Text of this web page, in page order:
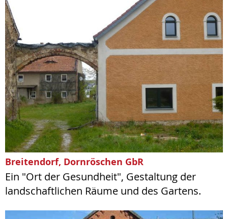
Breitendorf, Dornröschen GbR
Ein "Ort der Gesundheit", Gestaltung der
landschaftlichen Räume und des Gartens.